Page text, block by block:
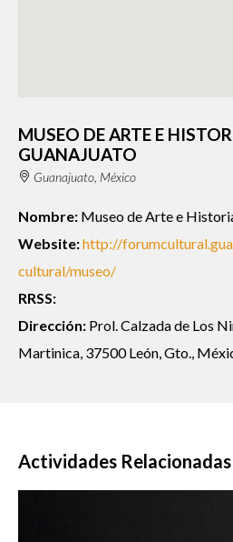
MUSEO DE ARTE E
GUANAJUATO
Guanajuato, México
Nombre: Museo de Arte e
Website:http://
cultural/museo/
RRSS:
Dirección: Prol. Calzada de Los
Martinica, 37500 León, Gto.,
Actividades Relacionadas